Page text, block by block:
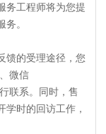
务工程师将为您提
。
的受理途径，您
微信
联系。同时，售
学时的回访工作，